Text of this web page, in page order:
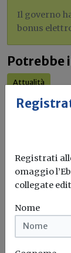
Il governo
bonus
Potrebbe
Attualità
PNRR,
effettivi sono...
Corte dei
Ultime notizie
Rischi
Registrati
omaggio
collegate
Nome